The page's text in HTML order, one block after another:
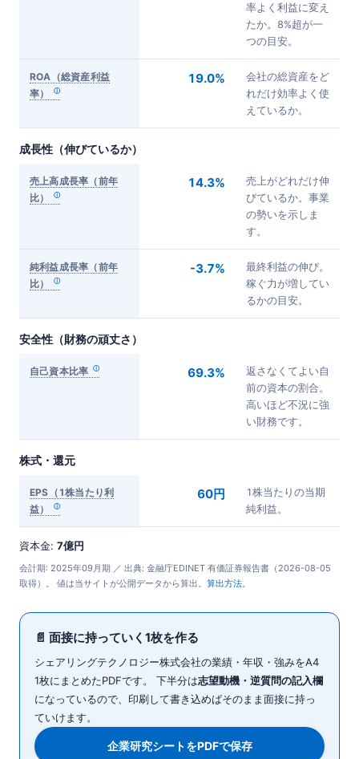
率よく利益に変え
たか。8%超が一
つの目安。
ROA（総資産利益
率）
19.0%
会社の総資産をど
れだけ効率よく使
えているか。
成長性（伸びているか）
売上高成長率（前年
比）
14.3%
売上がどれだけ伸
びているか。事業
の勢いを示しま
す。
純利益成長率（前年
比）
-3.7%
最終利益の伸び。
稼ぐ力が増してい
るかの目安。
安全性（財務の頑丈さ）
自己資本比率 69.3%
返さなくてよい自
前の資本の割合。
高いほど不況に強
い財務です。
株式・還元
EPS（1株当たり利
益）
60円
1株当たりの当期
純利益。
資本金: 7億円
会計期: 2025年09月期 ／ 出典: 金融庁EDINET 有価証券報告書（2026-08-05
取得）。 値は当サイトが公開データから算出。 算出方法
📄 面接に持っていく1枚を作る
シェアリングテクノロジー株式会社の業績・年収・強みをA4
1枚にまとめたPDFです。 下半分は志望動機・逆質問の記入欄
になっているので、印刷して書き込めばそのまま面接に持っ
ていけます。
企業研究シートをPDFで保存